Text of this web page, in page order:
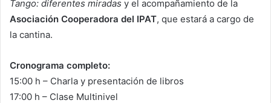
Tango: diferentes miradas y el acompañamiento de la
Asociación Cooperadora del IPAT, que estará a cargo de
la cantina.
Cronograma completo:
15:00 h – Charla y presentación de libros
17:00 h – Clase Multinivel